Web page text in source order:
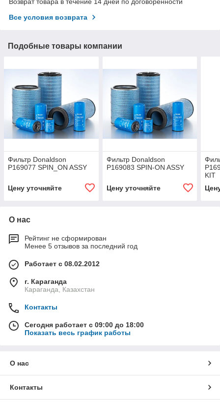
Все условия возврата
Подобные товары компании
Фильтр Donaldson
P169077 SPIN_ON ASSY
Цену уточняйте
Фильтр Donaldson
P169083 SPIN-ON ASSY
Цену уточняйте
KIT
О нас
Рейтинг не сформирован
Менее 5 отзывов за последний год
Работает с 08.02.2012
г. Караганда
Караганда, Казахстан
Контакты
Сегодня работает с 09:00 до 18:00
Показать весь график работы
О нас
Контакты